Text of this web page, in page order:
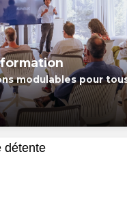
modulables pour